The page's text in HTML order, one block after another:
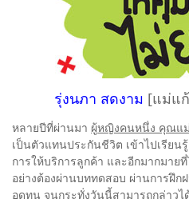
รุ่งนภา สดงาม [แม่แ
หลายปีที่ผ่านมา ผู้หญิงคนหนึ่ง คุณแ
เป็นตัวแทนประกันชีวิต เข้าไปเรียน
การให้บริการลูกค้า และอีกมากมาย
อย่างต้องผ่านบททดสอบ ผ่านการฝึก
อดทน จนกระทั่งวันนี้สามารถกล่าว